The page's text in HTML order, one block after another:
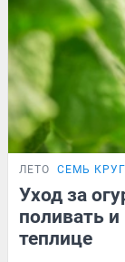
ЛЕТО СЕМЬ
Уход за
поливать
теплице